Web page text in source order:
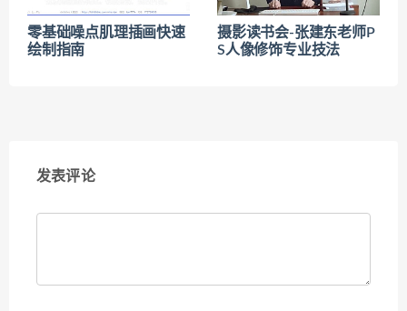
零基础噪点肌理插画快速
绘制指南
摄影读书会-张建东老师P
S人像修饰专业技法
发表评论